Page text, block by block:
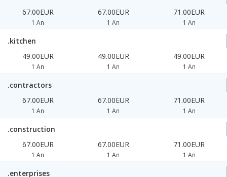
67.00EUR
1 An
67.00EUR
1 An
71.00EUR
1 An
.kitchen
49.00EUR
1 An
49.00EUR
1 An
49.00EUR
1 An
.contractors
67.00EUR
1 An
67.00EUR
1 An
71.00EUR
1 An
.construction
67.00EUR
1 An
67.00EUR
1 An
71.00EUR
1 An
.enterprises